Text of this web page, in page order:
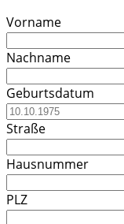
Vorname
Nachname
Geburtsdatum
Straße
Hausnummer
PLZ